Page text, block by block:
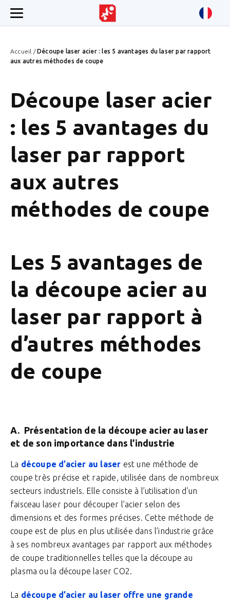
Accueil /Découpe laser acier : les 5 avantages du laser par rapport
aux autres méthodes de coupe
Découpe laser acier
: les 5 avantages du
laser par rapport
aux autres
méthodes de coupe
Les 5 avantages de
la découpe acier au
laser par rapport à
d’autres méthodes
de coupe
A. Présentation de la découpe acier au laser
et de son importance dans l’industrie
La découpe d’acier au laser est une méthode de
coupe très précise et rapide, utilisée dans de nombreux
secteurs industriels. Elle consiste à l’utilisation d’un
faisceau laser pour découper l’acier selon des
dimensions et des formes précises. Cette méthode de
coupe est de plus en plus utilisée dans l’industrie grâce
à ses nombreux avantages par rapport aux méthodes
de coupe traditionnelles telles que la découpe au
plasma ou la découpe laser CO2.
La découpe d’acier au laser offre une grande